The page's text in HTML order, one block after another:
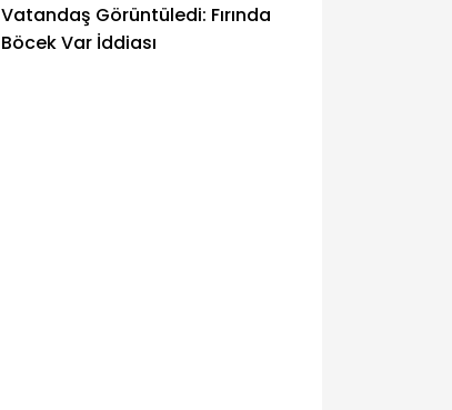
Vatandaş Görüntüledi: Fırında
Böcek Var İddiası